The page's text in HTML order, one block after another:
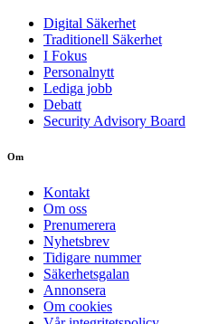
Digital Säkerhet
Traditionell Säkerhet
I Fokus
Personalnytt
Lediga jobb
Debatt
Security Advisory Board
Om
Kontakt
Om oss
Prenumerera
Nyhetsbrev
Tidigare nummer
Säkerhetsgalan
Annonsera
Om cookies